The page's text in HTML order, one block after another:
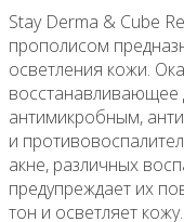
Stay Derma & Cube
прополисом
осветления кожи.
восстанавливающее
антимикробным,
и
акне, различных
предупреждает их
тон и осветляет